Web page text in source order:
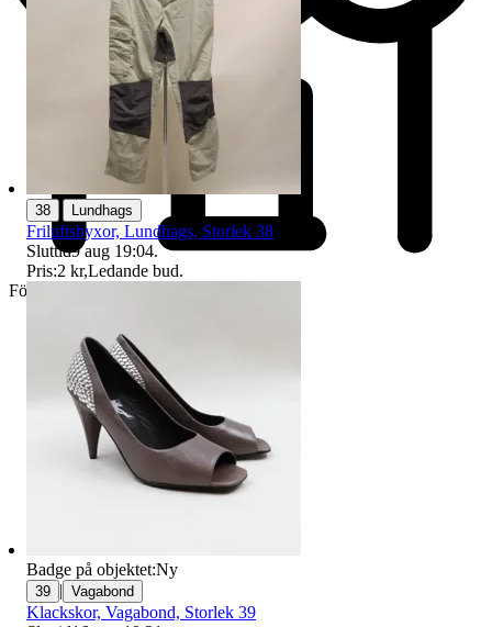
Företag
38 Lundhags
Friluftsbyxor, Lundhags, Storlek 38
Sluttid9 aug 19:04.
Pris:2 kr,Ledande bud.
Badge på objektet:Ny
39 | Vagabond
Klackskor, Vagabond, Storlek 39